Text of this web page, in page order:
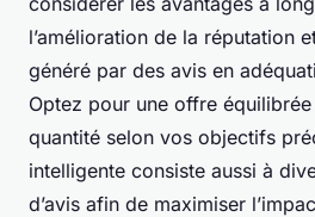
l’amélioration de la réputation
généré par des avis en
Optez pour une offre
quantité selon vos objectifs
intelligente consiste aussi à
d’avis afin de maximiser